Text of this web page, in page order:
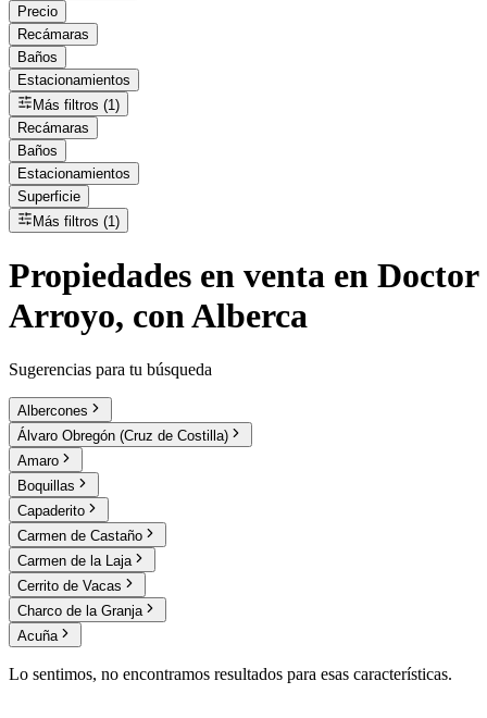
Precio
Recámaras
Baños
Estacionamientos
Más filtros (1)
Recámaras
Baños
Estacionamientos
Superficie
Más filtros (1)
Propiedades en venta en Doctor
Arroyo, con Alberca
Sugerencias para tu búsqueda
Albercones
Álvaro Obregón (Cruz de Costilla)
Amaro
Boquillas
Capaderito
Carmen de Castaño
Carmen de la Laja
Cerrito de Vacas
Charco de la Granja
Acuña
Lo sentimos, no encontramos resultados para esas características.